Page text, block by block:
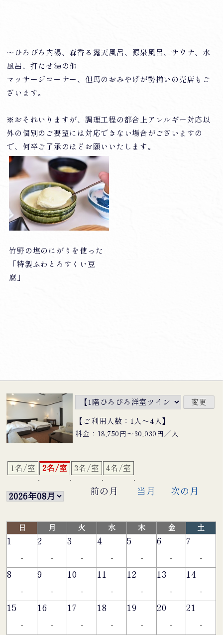
～ひろびろ内湯、森香る露天風呂、源泉風呂、サウナ、水
風呂、打たせ湯の他
マッサージコーナー、但馬のおみやげが勢揃いの売店もご
ざいます。
※おそれいりますが、調理工程の都合上アレルギー対応以
外の個別のご要望には対応できない場合がございますの
で、何卒ご了承のほどお願いいたします。
竹野の塩のにがりを使った
「特製ふわとろすくい豆
腐」
【ご利用人数：1人〜4人】
料金：18,750円〜30,030円／人
1名/室 2名/室 3名/室 4名/室
前の月 当月 次の月
日 月 火 水 木 金 土
1
-
2
-
3
-
4
-
5
-
6
-
7
-
8
-
9
-
10
-
11
-
12
-
13
-
14
-
15
-
16
-
17
-
18
-
19
-
20
-
21
-